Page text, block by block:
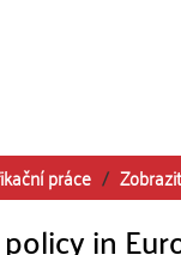
práce
in